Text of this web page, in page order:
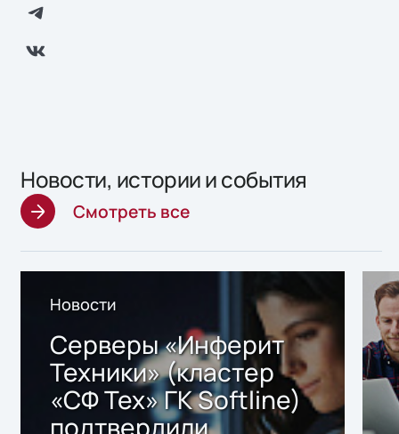
Новости, истории и события
Смотреть все
Новости
Серверы «Инферит
Техники» (кластер
«СФ Тех» ГК Softline)
подтвердили